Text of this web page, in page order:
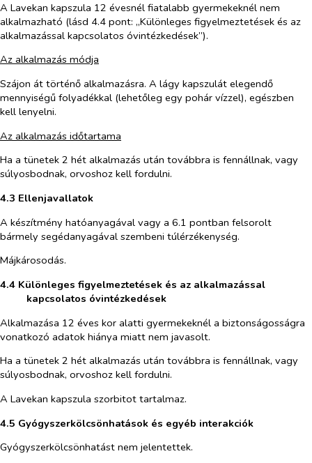
A Lavekan kapszula 12 évesnél fiatalabb gyermekeknél nem
alkalmazható (lásd 4.4 pont: „Különleges figyelmeztetések és az
alkalmazással kapcsolatos óvintézkedések”).
Az alkalmazás módja
Szájon át történő alkalmazásra. A lágy kapszulát elegendő
mennyiségű folyadékkal (lehetőleg egy pohár vízzel), egészben
kell lenyelni.
Az alkalmazás időtartama
Ha a tünetek 2 hét alkalmazás után továbbra is fennállnak, vagy
súlyosbodnak, orvoshoz kell fordulni.
4.3 Ellenjavallatok
A készítmény hatóanyagával vagy a 6.1 pontban felsorolt
bármely segédanyagával szembeni túlérzékenység.
Májkárosodás.
4.4 Különleges figyelmeztetések és az alkalmazással
kapcsolatos óvintézkedések
Alkalmazása 12 éves kor alatti gyermekeknél a biztonságosságra
vonatkozó adatok hiánya miatt nem javasolt.
Ha a tünetek 2 hét alkalmazás után továbbra is fennállnak, vagy
súlyosbodnak, orvoshoz kell fordulni.
A Lavekan kapszula szorbitot tartalmaz.
4.5 Gyógyszerkölcsönhatások és egyéb interakciók
Gyógyszerkölcsönhatást nem jelentettek.